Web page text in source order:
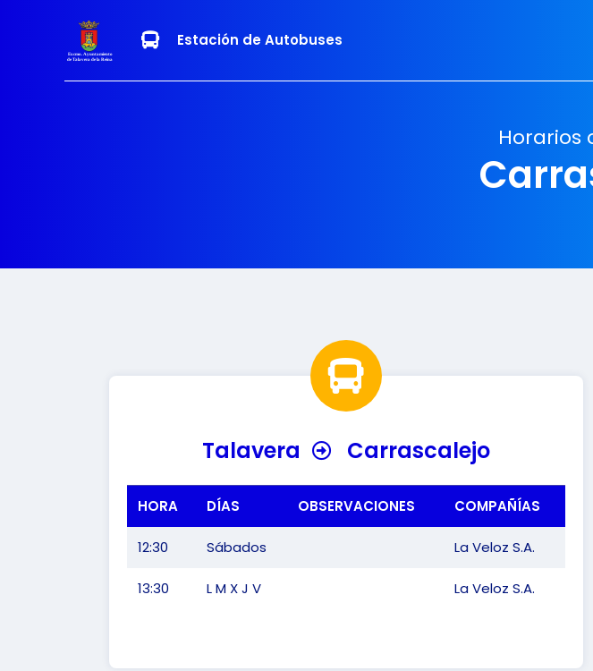
Excmo. Ayuntamiento
de Talavera de la Reina
Estación de Autobuses
Horarios
Talavera Carrascalejo
HORA DÍAS OBSERVACIONES COMPAÑÍAS
12:30 Sábados La Veloz S.A.
13:30 L M X J V La Veloz S.A.